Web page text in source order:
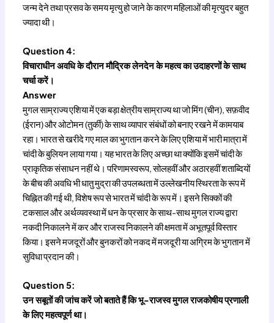
जन्म देने तथा प्रसव के समय मृत्यु हो जाने के कारण महिलाओं की मृत्युदर बहुत
ज्यादा थी।
Question 4:
विचाराधीन अवधि के दौरान मौद्रिक लेनदेन के महत्व का उदाहरणों के साथ
चर्चा करें।
Answer
मुगल साम्राज्य एशिया में एक बड़ा क्षेत्रीय साम्राज्य था जो मिंग (चीन), सफ़वीद
(ईरान) और ओटोमन (तुर्की) के साथ व्यापार संबंधों को बनाए रखने में कामयाब
रहा। भारत से खरीदे गए माल का भुगतान करने के लिए एशिया में भारी मात्रा में
चांदी के बुलियन लाया गया। यह भारत के लिए अच्छा था क्योंकि इसमें चांदी के
प्राकृतिक संसाधन नहीं थे। परिणामस्वरूप, सोलहवीं और अठारहवीं शताब्दियों
के बीच की अवधि भी धातु मुद्रा की उपलब्धता में उल्लेखनीय स्थिरता के रूप में
चिह्नित की गई थी, विशेष रूप से भारत में चांदी के रूप में। इसने सिक्कों की
टकसाल और अर्थव्यवस्था में धन के प्रसार के साथ-साथ मुगल राज्य द्वारा
नकदी निकालने में कर और राजस्व निकालने की क्षमता में अभूतपूर्व विस्तार
किया। इसने मजदूरों और बुनकरों को नकद में मजदूरी या अग्रिम के भुगतान में
सुविधा प्रदान की।
Question 5:
उन सबूतों की जांच करें जो बताते हैं कि भू-राजस्व मुगल राजकोषीय प्रणाली
के लिए महत्वपूर्ण था।